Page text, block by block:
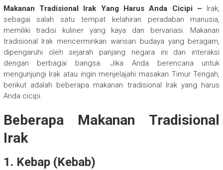
Makanan Tradisional Irak Yang Harus Anda Cicipi –
Irak,
sebagai salah satu tempat kelahiran peradaban manusia,
memiliki tradisi kuliner yang kaya dan bervariasi. Makanan
tradisional Irak mencerminkan warisan budaya yang beragam,
dipengaruhi oleh sejarah panjang negara ini dan interaksi
dengan berbagai bangsa. Jika Anda berencana untuk
mengunjungi Irak atau ingin menjelajahi masakan Timur Tengah,
berikut adalah beberapa makanan tradisional Irak yang harus
Anda cicipi.
Beberapa Makanan Tradisional
Irak
1. Kebap (Kebab)